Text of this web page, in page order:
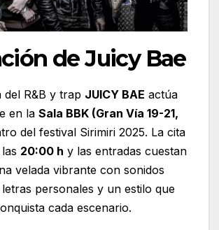
de Juicy Bae
del R&B y trap JUICY BAE actúa
en la Sala BBK (Gran Vía 19-21,
del festival Sirimiri 2025. La cita
20:00 h y las entradas cuestan
velada vibrante con sonidos
personales y un estilo que
cada escenario.